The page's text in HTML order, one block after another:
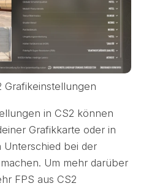
Grafikeinstellungen
in CS2 können
Grafikkarte oder in
bei der
Um mehr darüber
FPS aus CS2